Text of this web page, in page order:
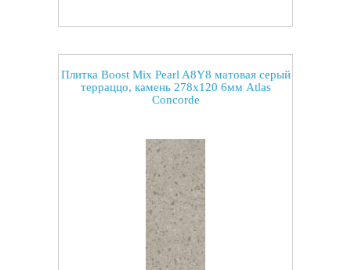
Плитка Boost Mix Pearl A8Y8 матовая серый
терраццо, камень 278x120 6мм Atlas
Concorde